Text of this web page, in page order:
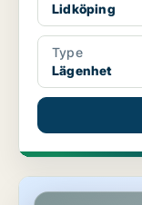
Lidköping
Type
Lägenhet
Lägenhet i Lidköping